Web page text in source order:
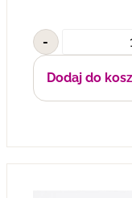
-
Dodaj do